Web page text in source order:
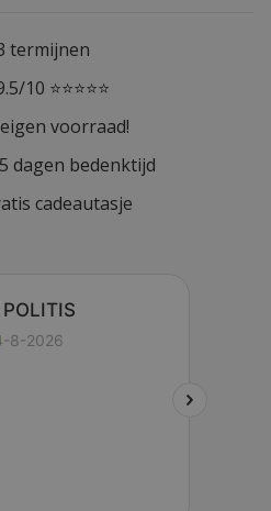
termijnen
⭐⭐⭐⭐⭐
voorraad!
dagen bedenktijd
cadeautasje